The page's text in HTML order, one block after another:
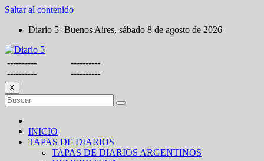
Saltar al contenido
Diario 5 -Buenos Aires, sábado 8 de agosto de 2026
----------
----------
----------
----------
X
INICIO
TAPAS DE DIARIOS
TAPAS DE DIARIOS ARGENTINOS